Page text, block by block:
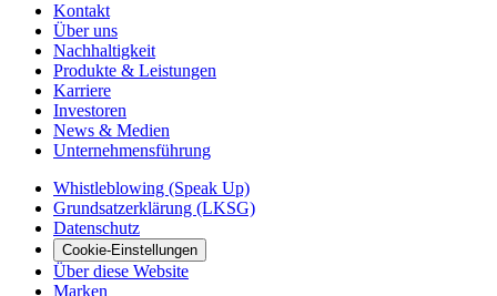
Kontakt
Über uns
Nachhaltigkeit
Produkte & Leistungen
Karriere
Investoren
News & Medien
Unternehmensführung
Whistleblowing (Speak Up)
Grundsatzerklärung (LKSG)
Datenschutz
Cookie-Einstellungen
Über diese Website
Marken